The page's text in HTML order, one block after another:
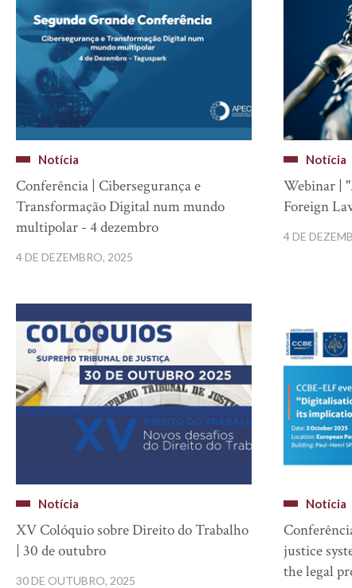
Notícia
Conferência | Cibersegurança e
Transformação Digital num mundo
multipolar - 4 dezembro
4 DE DEZEMBRO, 2025
Notícia
Webinar |
Foreign
4 DE
Notícia
XV Colóquio sobre Direito do Trabalho
| 30 de outubro
30 DE OUTUBRO, 2025
Notícia
justice
the legal